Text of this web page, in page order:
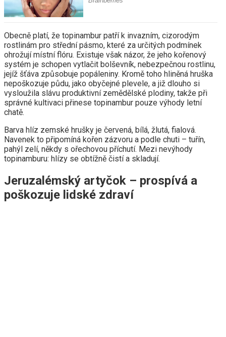
Obecně platí, že topinambur patří k invazním, cizorodým
rostlinám pro střední pásmo, které za určitých podmínek
ohrožují místní flóru. Existuje však názor, že jeho kořenový
systém je schopen vytlačit bolševník, nebezpečnou rostlinu,
jejíž šťáva způsobuje popáleniny. Kromě toho hliněná hruška
nepoškozuje půdu, jako obyčejné plevele, a již dlouho si
vysloužila slávu produktivní zemědělské plodiny, takže při
správné kultivaci přinese topinambur pouze výhody letní
chatě.
Barva hlíz zemské hrušky je červená, bílá, žlutá, fialová.
Navenek to připomíná kořen zázvoru a podle chuti – tuřín,
pahýl zelí, někdy s ořechovou příchutí. Mezi nevýhody
topinamburu: hlízy se obtížně čistí a skladují.
Jeruzalémský artyčok – prospívá a
poškozuje lidské zdraví